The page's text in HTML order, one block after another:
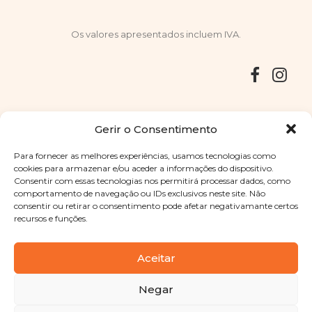
Gerir o Consentimento
Para fornecer as melhores experiências, usamos tecnologias como
cookies para armazenar e/ou aceder a informações do dispositivo.
Consentir com essas tecnologias nos permitirá processar dados, como
comportamento de navegação ou IDs exclusivos neste site. Não
consentir ou retirar o consentimento pode afetar negativamante certos
recursos e funções.
Aceitar
Negar
Os valores apresentados incluem IVA.
Copyright © 2025 Sabores Santa Clara
. Todos os direitos
reservadosPolítica de Privacidade |Termos e condições
Designed byShift Your Branding Agency